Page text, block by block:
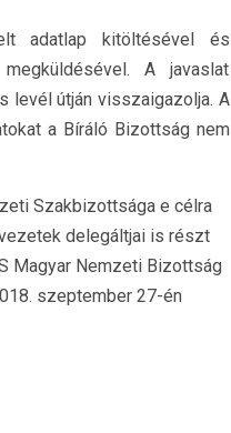
adatlap kitöltésével és
A javaslat
levél útján visszaigazolja. A
a Bíráló Bizottság nem
Szakbizottsága e célra
delegáltjai is részt
Magyar Nemzeti Bizottság
szeptember 27-én